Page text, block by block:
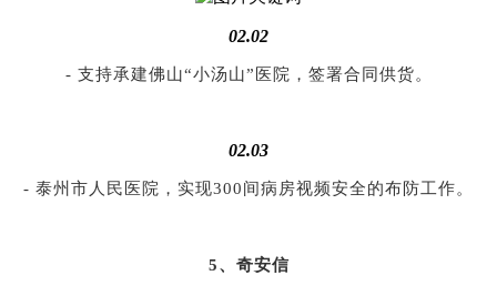
02.02
- 支持承建佛山“小汤山”医院，签署合同供货。
02.03
- 泰州市人民医院，实现300间病房视频安全的布防工作。
5、奇安信